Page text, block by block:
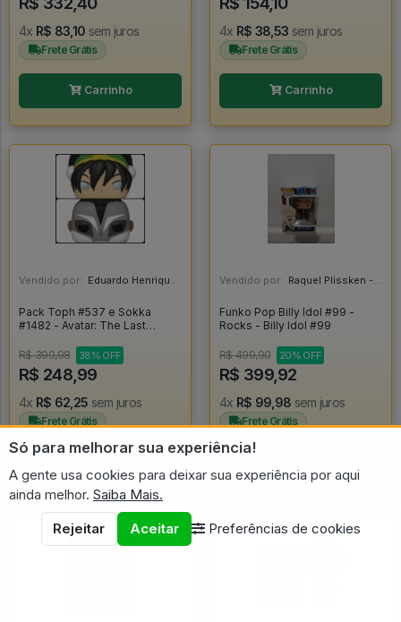
4x R$ 83,10 sem juros
Frete Grátis
Carrinho
4x R$ 38,53 sem juros
Frete Grátis
Carrinho
Vendido por: Eduardo Henrique - SP
Pack Toph #537 e Sokka
#1482 - Avatar: The Last
R$ 399,98
38% OFF
R$ 248,99
4x R$ 62,25 sem juros
Frete Grátis
Vendido por: Raquel Plissken - SP
Funko Pop Billy Idol #99 -
Rocks - Billy Idol #99
R$ 499,90 20% OFF
R$ 399,92
4x R$ 99,98 sem juros
Frete Grátis
Só para melhorar sua experiência!
A gente usa cookies para deixar sua experiência por aqui
ainda melhor. Saiba Mais.
Rejeitar
Aceitar Preferências de cookies